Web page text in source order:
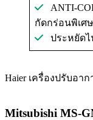
ANTI-
กัดกร่อนพิเศ
ประหยัดไ
Haier เครื่องปรับอาก
Mitsubishi MS-